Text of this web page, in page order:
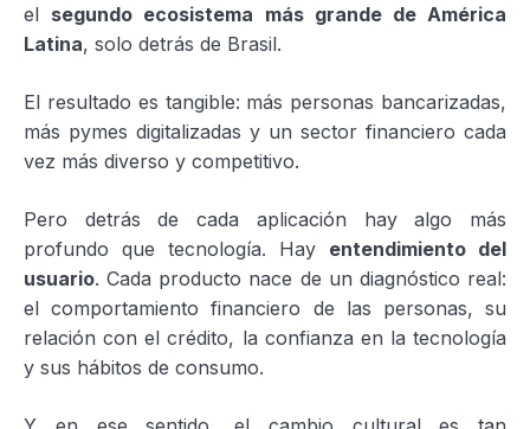
el segundo ecosistema más grande de América
Latina, solo detrás de Brasil.
El resultado es tangible: más personas bancarizadas,
más pymes digitalizadas y un sector financiero cada
vez más diverso y competitivo.
Pero detrás de cada aplicación hay algo más
profundo que tecnología. Hay entendimiento del
usuario. Cada producto nace de un diagnóstico real:
el comportamiento financiero de las personas, su
relación con el crédito, la confianza en la tecnología
y sus hábitos de consumo.